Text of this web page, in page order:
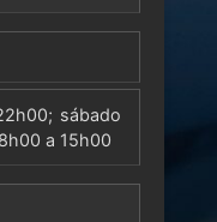
sábado
a 15h00